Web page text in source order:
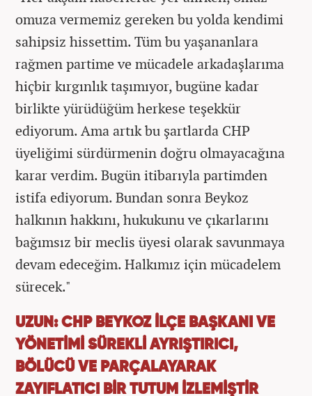
omuza vermemiz gereken bu yolda kendimi
sahipsiz hissettim. Tüm bu yaşananlara
rağmen partime ve mücadele arkadaşlarıma
hiçbir kırgınlık taşımıyor, bugüne kadar
birlikte yürüdüğüm herkese teşekkür
ediyorum. Ama artık bu şartlarda CHP
üyeliğimi sürdürmenin doğru olmayacağına
karar verdim. Bugün itibarıyla partimden
istifa ediyorum. Bundan sonra Beykoz
halkının hakkını, hukukunu ve çıkarlarını
bağımsız bir meclis üyesi olarak savunmaya
devam edeceğim. Halkımız için mücadelem
sürecek."
UZUN: CHP BEYKOZ İLÇE BAŞKANI VE
YÖNETİMİ SÜREKLİ AYRIŞTIRICI,
BÖLÜCÜ VE PARÇALAYARAK
ZAYIFLATICI BİR TUTUM İZLEMİŞTİR